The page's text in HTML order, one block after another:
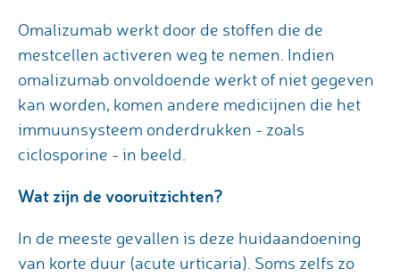
Omalizumab werkt door de stoffen die de
mestcellen activeren weg te nemen. Indien
omalizumab onvoldoende werkt of niet gegeven
kan worden, komen andere medicijnen die het
immuunsysteem onderdrukken - zoals
ciclosporine - in beeld.
Wat zijn de vooruitzichten?
In de meeste gevallen is deze huidaandoening
van korte duur (acute urticaria). Soms zelfs zo